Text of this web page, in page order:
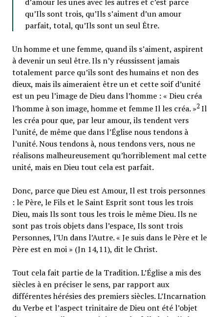
qu’Ils sont trois, qu’Ils s’aiment d’un amour
parfait, total, qu’Ils sont un seul Être.
Un homme et une femme, quand ils s’aiment, aspirent
à devenir un seul être. Ils n’y réussissent jamais
totalement parce qu’ils sont des humains et non des
dieux, mais ils aimeraient être un et cette soif d’unité
est un peu l’image de Dieu dans l’homme : « Dieu créa
l’homme à son image, homme et femme Il les créa. »2 Il
les créa pour que, par leur amour, ils tendent vers
l’unité, de même que dans l’Église nous tendons à
l’unité. Nous tendons à, nous tendons vers, nous ne
réalisons malheureusement qu’horriblement mal cette
unité, mais en Dieu tout cela est parfait.
Donc, parce que Dieu est Amour, Il est trois personnes
: le Père, le Fils et le Saint Esprit sont tous les trois
Dieu, mais Ils sont tous les trois le même Dieu. Ils ne
sont pas trois objets dans l’espace, Ils sont trois
Personnes, l’Un dans l’Autre. « Je suis dans le Père et le
Père est en moi » (Jn 14,11), dit le Christ.
Tout cela fait partie de la Tradition. L’Église a mis des
siècles à en préciser le sens, par rapport aux
différentes hérésies des premiers siècles. L’Incarnation
du Verbe et l’aspect trinitaire de Dieu ont été l’objet